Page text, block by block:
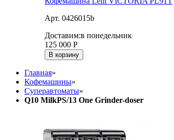
Арт. 0426015b
Доставим:в понедельник
125 000 Р
В корзину
Главная»
Кофемашины»
Суперавтоматы»
Q10 MilkPS/13 One Grinder-doser